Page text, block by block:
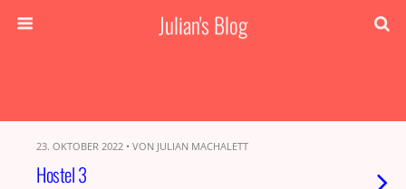
Julian's Blog
23. OKTOBER 2022 • VON JULIAN MACHALETT
Hostel 3